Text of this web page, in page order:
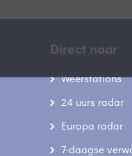
Direct naar
Weerstations
24 uurs radar
Europa radar
7-daagse